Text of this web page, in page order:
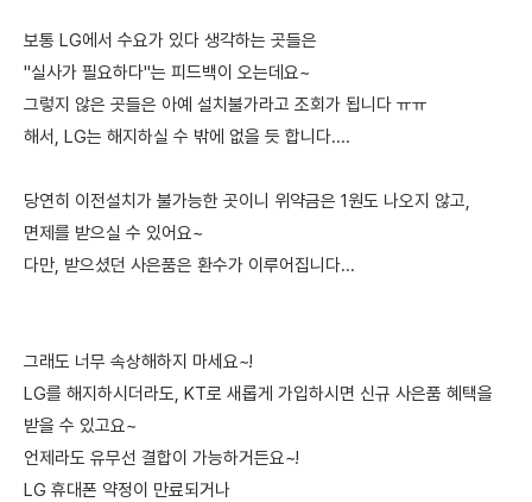
보통 LG에서 수요가 있다 생각하는 곳들은
"실사가 필요하다"는 피드백이 오는데요~
그렇지 않은 곳들은 아예 설치불가라고 조회가 됩니다 ㅠㅠ
해서, LG는 해지하실 수 밖에 없을 듯 합니다....
당연히 이전설치가 불가능한 곳이니 위약금은 1원도 나오지 않고,
면제를 받으실 수 있어요~
다만, 받으셨던 사은품은 환수가 이루어집니다...
그래도 너무 속상해하지 마세요~!
LG를 해지하시더라도, KT로 새롭게 가입하시면 신규 사은품 혜택을
받을 수 있고요~
언제라도 유무선 결합이 가능하거든요~!
LG 휴대폰 약정이 만료되거나